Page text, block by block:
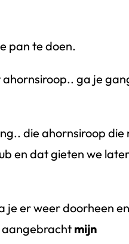
pan te doen.
ahornsiroop.. ga je
die ahornsiroop die
en dat gieten we
je er weer doorheen
aangebracht mijn